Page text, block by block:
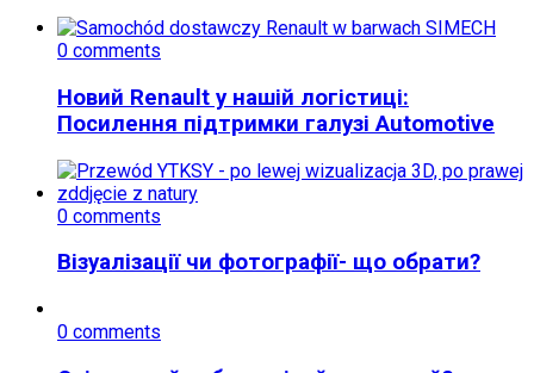
0 comments
Новий Renault у нашій логістиці:
Посилення підтримки галузі Automotive
0 comments
Візуалізації чи фотографії- що обрати?
0 comments